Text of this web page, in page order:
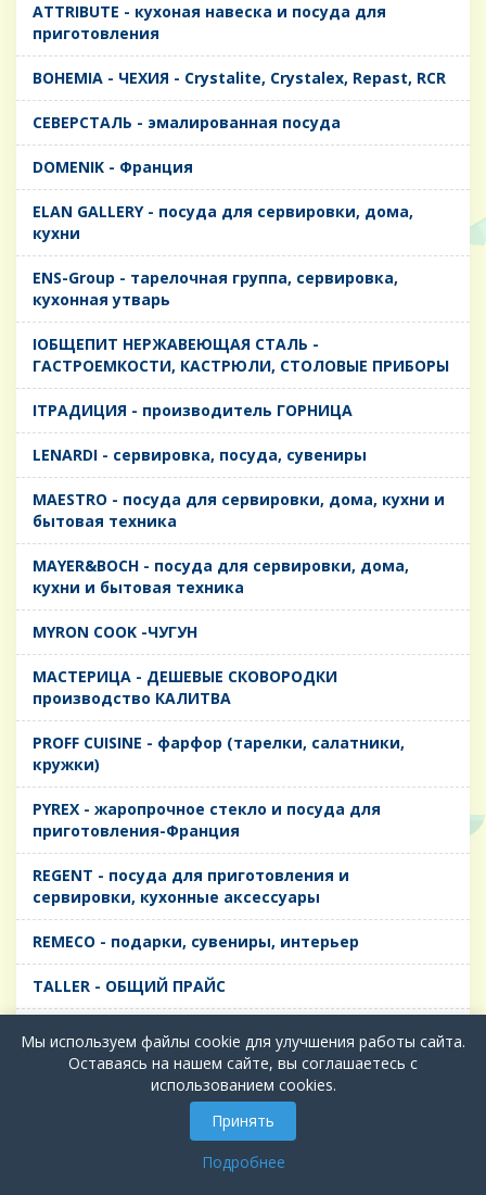
ATTRIBUTE - кухоная навеска и посуда для
приготовления
BOHEMIA - ЧЕХИЯ - Crystalite, Crystalex, Repast, RCR
CЕВЕРСТАЛЬ - эмалированная посуда
DOMENIK - Франция
ELAN GALLERY - посуда для сервировки, дома,
кухни
ENS-Group - тарелочная группа, сервировка,
кухонная утварь
IОБЩЕПИТ НЕРЖАВЕЮЩАЯ СТАЛЬ -
ГАСТРОЕМКОСТИ, КАСТРЮЛИ, СТОЛОВЫЕ ПРИБОРЫ
IТРАДИЦИЯ - производитель ГОРНИЦА
LENARDI - сервировка, посуда, сувениры
MAESTRO - посуда для сервировки, дома, кухни и
бытовая техника
MAYER&BOCH - посуда для сервировки, дома,
кухни и бытовая техника
MYRON COOK -ЧУГУН
MАСТЕРИЦА - ДЕШЕВЫЕ СКОВОРОДКИ
производство КАЛИТВА
PROFF CUISINE - фарфор (тарелки, салатники,
кружки)
PYREX - жаропрочное стекло и посуда для
приготовления-Франция
REGENT - посуда для приготовления и
сервировки, кухонные аксессуары
REMECO - подарки, сувениры, интерьер
TALLER - ОБЩИЙ ПРАЙС
TIMA - посуда для приготовления и сервировки,
кухонные аксессуары
БИОСТАЛЬ - ТЕРМОСА
Мы используем файлы cookie для улучшения работы сайта.
Оставаясь на нашем сайте, вы соглашаетесь с
использованием cookies.
Принять
Подробнее